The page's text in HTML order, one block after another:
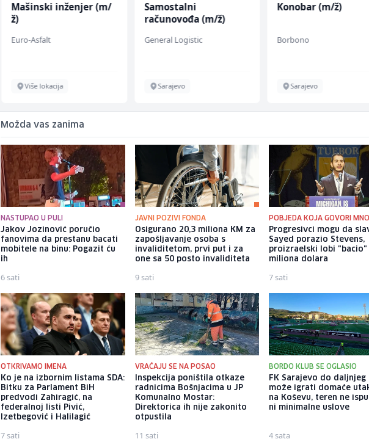
Mašinski inženjer (m/
ž)
Euro-Asfalt
Više lokacija
Samostalni
računovođa (m/ž)
General Logistic
Sarajevo
Konobar (m/ž)
Borbono
Sarajevo
Možda vas zanima
NASTUPAO U PULI
Jakov Jozinović poručio
fanovima da prestanu bacati
mobitele na binu: Pogazit ću
ih
6 sati
JAVNI POZIVI FONDA
Osigurano 20,3 miliona KM za
zapošljavanje osoba s
invaliditetom, prvi put i za
one sa 50 posto invaliditeta
9 sati
POBJEDA KOJA GOVORI
Progresivci mogu da
Sayed porazio Stevens,
proizraelski lobi "bacio"
miliona dolara
7 sati
OTKRIVAMO IMENA
Ko je na izbornim listama SDA:
Bitku za Parlament BiH
predvodi Zahiragić, na
federalnoj listi Pivić,
Izetbegović i Halilagić
7 sati
VRAĆAJU SE NA POSAO
Inspekcija poništila otkaze
radnicima Bošnjacima u JP
Komunalno Mostar:
Direktorica ih nije zakonito
otpustila
11 sati
BORDO KLUB SE OGLASIO
FK Sarajevo do daljnjeg
može igrati domaće
na Koševu, teren ne
ni minimalne uslove
4 sata